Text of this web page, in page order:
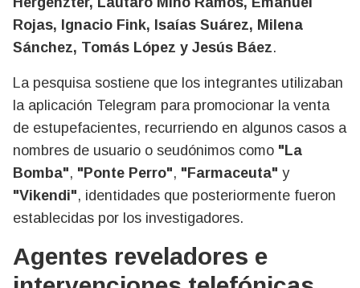
Rojas, Ignacio Fink, Isaías Suárez, Milena
Sánchez, Tomás López y Jesús Báez.
La pesquisa sostiene que los integrantes utilizaban
la aplicación Telegram para promocionar la venta
de estupefacientes, recurriendo en algunos casos a
nombres de usuario o seudónimos como "La
Bomba", "Ponte Perro", "Farmaceuta" y
"Vikendi", identidades que posteriormente fueron
establecidas por los investigadores.
Agentes reveladores e